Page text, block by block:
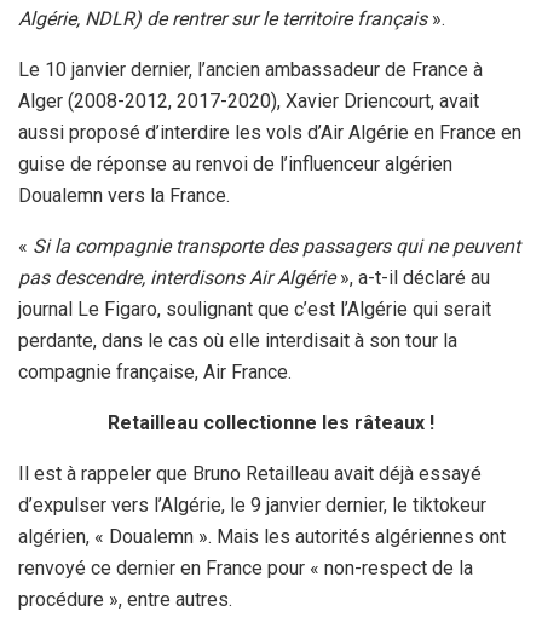
Algérie, NDLR) de rentrer sur le territoire français ».
Le 10 janvier dernier, l’ancien ambassadeur de France à
Alger (2008-2012, 2017-2020), Xavier Driencourt, avait
aussi proposé d’interdire les vols d’Air Algérie en France en
guise de réponse au renvoi de l’influenceur algérien
Doualemn vers la France.
« Si la compagnie transporte des passagers qui ne peuvent
pas descendre, interdisons Air Algérie», a-t-il déclaré au
journal Le Figaro, soulignant que c’est l’Algérie qui serait
perdante, dans le cas où elle interdisait à son tour la
compagnie française, Air France.
Retailleau collectionne les râteaux !
Il est à rappeler que Bruno Retailleau avait déjà essayé
d’expulser vers l’Algérie, le 9 janvier dernier, le tiktokeur
algérien, « Doualemn ». Mais les autorités algériennes ont
renvoyé ce dernier en France pour « non-respect de la
procédure », entre autres.